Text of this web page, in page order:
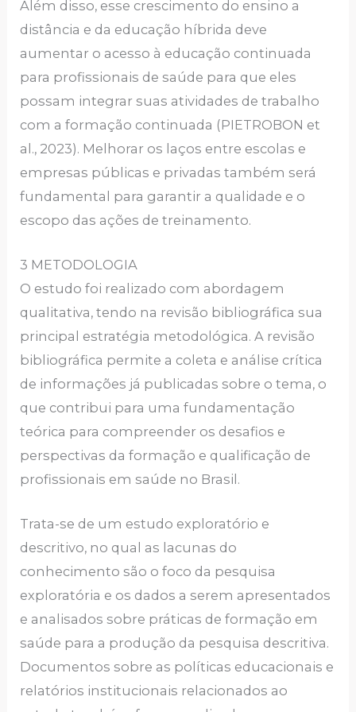
Além disso, esse crescimento do ensino a
distância e da educação híbrida deve
aumentar o acesso à educação continuada
para profissionais de saúde para que eles
possam integrar suas atividades de trabalho
com a formação continuada (PIETROBON et
al., 2023). Melhorar os laços entre escolas e
empresas públicas e privadas também será
fundamental para garantir a qualidade e o
escopo das ações de treinamento.
3 METODOLOGIA
O estudo foi realizado com abordagem
qualitativa, tendo na revisão bibliográfica sua
principal estratégia metodológica. A revisão
bibliográfica permite a coleta e análise crítica
de informações já publicadas sobre o tema, o
que contribui para uma fundamentação
teórica para compreender os desafios e
perspectivas da formação e qualificação de
profissionais em saúde no Brasil.
Trata-se de um estudo exploratório e
descritivo, no qual as lacunas do
conhecimento são o foco da pesquisa
exploratória e os dados a serem apresentados
e analisados ​​sobre práticas de formação em
saúde para a produção da pesquisa descritiva.
Documentos sobre as políticas educacionais e
relatórios institucionais relacionados ao